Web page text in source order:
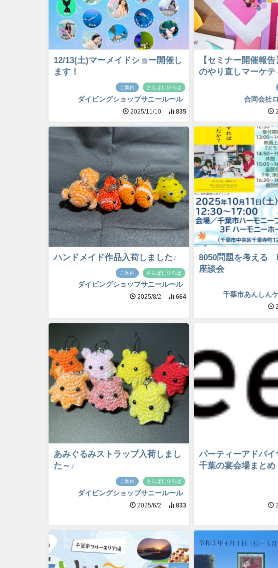
12/13(土)マーメイドショー開催し
ます！
ご案内 さんばしひろば
ダイビングショップサニールール
2025/11/10 835
【セミナー開催報
のやり直しマーケテ
合同会社
ハンドメイド作品入荷しました♪
ご案内 さんばしひろば
ダイビングショップサニールール
2025/8/2 664
8050問題を考える
座談会
千葉市あんしん
あみぐるみストラップ入荷しまし
た～♪
ご案内 さんばしひろば
ダイビングショップサニールール
2025/6/2 833
パーティーアドバ
千葉の宴会場まとめ